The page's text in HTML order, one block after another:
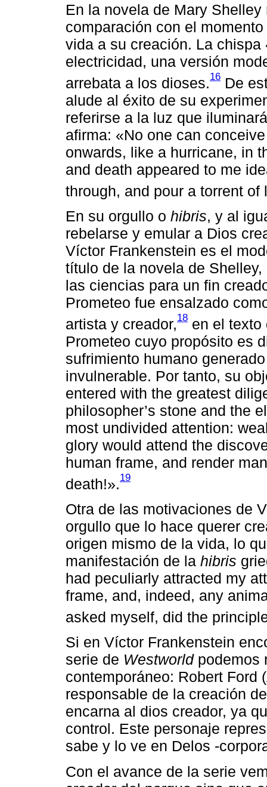
En la novela de Mary
comparación con el
vida a su creación. La
electricidad, una versión
arrebata a los dioses.16 De
alude al éxito de su
referirse a la luz que
afirma: «No one can
onwards, like a hurricane, in
and death appeared to me
through, and pour a torrent
En su orgullo o hibris, y al
rebelarse y emular a Dios
Víctor Frankenstein es el
título de la novela de
las ciencias para un fin
Prometeo fue ensalzado
artista y creador,18 en el texto
Prometeo cuyo propósito es
sufrimiento humano
invulnerable. Por tanto, su
entered with the greatest
philosopher’s stone and the
most undivided attention:
glory would attend the
human frame, and render
death!».19
Otra de las motivaciones de
orgullo que lo hace querer
origen mismo de la vida, lo
manifestación de la hibris
had peculiarly attracted my
frame, and, indeed, any
asked myself, did the
Si en Víctor Frankenstein
serie de Westworldpodemos
contemporáneo: Robert Ford
responsable de la creación
encarna al dios creador, ya
control. Este personaje
sabe y lo ve en Delos -
Con el avance de la serie